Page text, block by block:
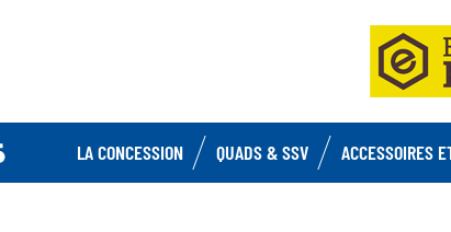
LA CONCESSION QUADS & SSV ACCESSOIRES